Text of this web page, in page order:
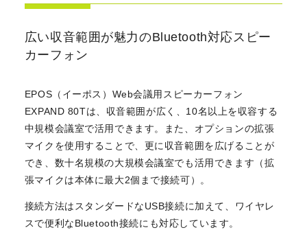
広い収音範囲が魅力のBluetooth対応スピー
カーフォン
EPOS（イーポス）Web会議用スピーカーフォン
EXPAND 80Tは、収音範囲が広く、10名以上を収容する
中規模会議室で活用できます。また、オプションの拡張
マイクを使用することで、更に収音範囲を広げることが
でき、数十名規模の大規模会議室でも活用できます（拡
張マイクは本体に最大2個まで接続可）。
接続方法はスタンダードなUSB接続に加えて、ワイヤレ
スで便利なBluetooth接続にも対応しています。